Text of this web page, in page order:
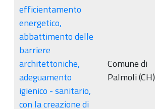
efficientamento
energetico,
abbattimento delle
barriere
architettoniche,
adeguamento
igienico - sanitario,
con la creazione di
Comune di
Palmoli (CH)